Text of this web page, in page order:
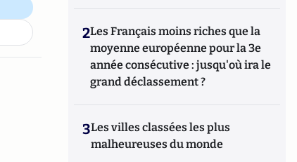
2Les Français moins riches que la
moyenne européenne pour la 3e
année consécutive : jusqu'où ira le
grand déclassement ?
3Les villes classées les plus
malheureuses du monde